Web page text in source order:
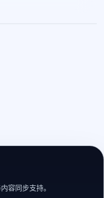
容同步支持。